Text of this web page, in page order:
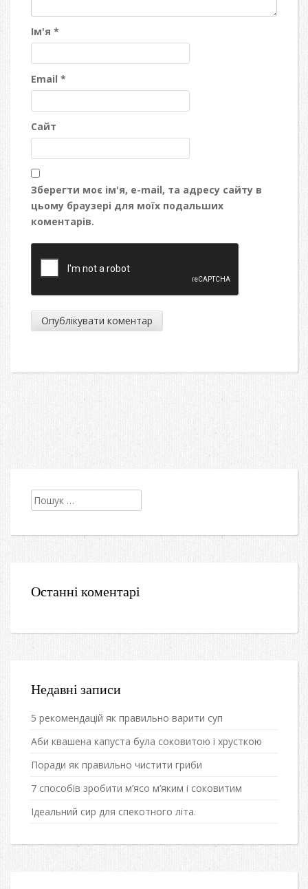
Ім'я *
Email *
Сайт
Зберегти моє ім'я, e-mail, та адресу сайту в
цьому браузері для моїх подальших
коментарів.
Пошук:
Останні коментарі
Недавні записи
5 рекомендацій як правильно варити суп
Аби квашена капуста була соковитою і хрусткою
Поради як правильно чистити гриби
7 способів зробити м’ясо м’яким і соковитим
Ідеальний сир для спекотного літа.